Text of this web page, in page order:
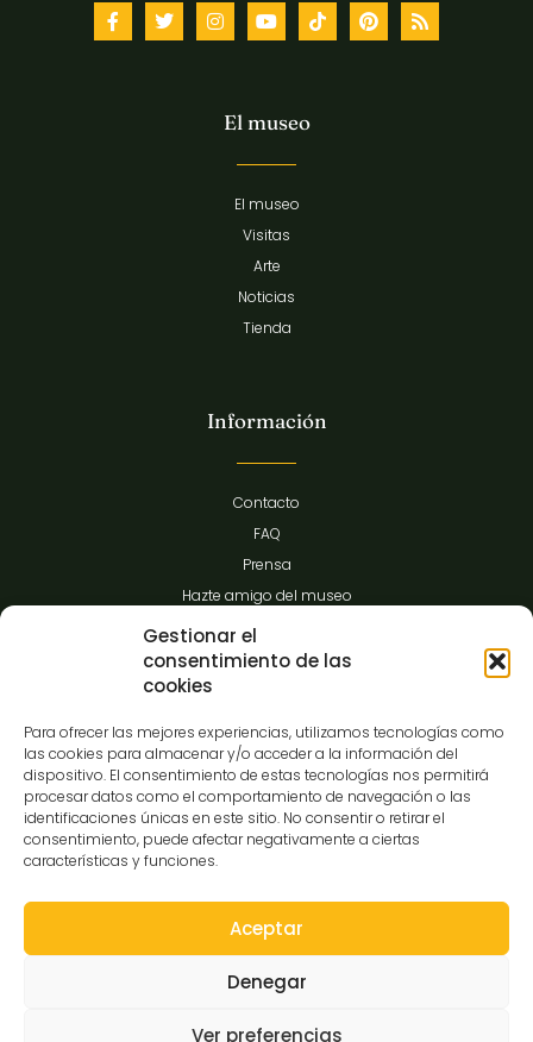
Gestionar el
consentimiento de las
cookies
Para ofrecer las mejores experiencias, utilizamos tecnologías como
las cookies para almacenar y/o acceder a la información del
dispositivo. El consentimiento de estas tecnologías nos permitirá
procesar datos como el comportamiento de navegación o las
identificaciones únicas en este sitio. No consentir o retirar el
consentimiento, puede afectar negativamente a ciertas
características y funciones.
Aceptar
Denegar
Ver preferencias
El museo
El museo
Visitas
Arte
Noticias
Tienda
Información
Contacto
FAQ
Prensa
Hazte amigo del museo
Transparencia
C/Gibraltar,14
37008-Salamanca